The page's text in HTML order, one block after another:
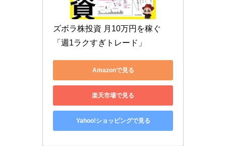
ズボラ株投資 月10万円を稼ぐ
「週1ラクすぎトレード」
Amazonで見る
楽天市場で見る
Yahoo!ショッピングで見る